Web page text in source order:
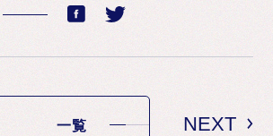
NEXT
一覧